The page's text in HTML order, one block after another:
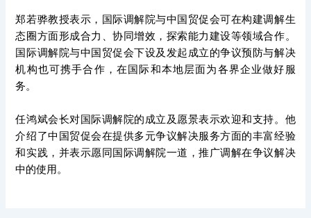
郑若骅教授表示，国际调解院与中国贸促会可在构建调解生
态圈方面形成合力、协同增效，探索能力建设等领域合作。
国际调解院与中国贸促会下设及发起成立的争议预防与解决
机构也可携手合作，在国际和本地层面为各界企业做好服
务。
任鸿斌会长对国际调解院的成立及愿景表示欢迎和支持。他
介绍了中国贸促会在提供多元争议解决服务方面的丰富经验
和实践，并表示愿同国际调解院一道，推广调解在争议解决
中的使用。